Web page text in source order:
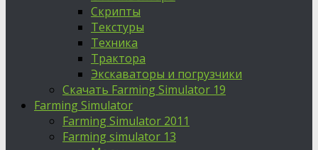
Скрипты
Текстуры
Техника
Трактора
Экскаваторы и погрузчики
Скачать Farming Simulator 19
Farming Simulator
Farming Simulator 2011
Farming simulator 13